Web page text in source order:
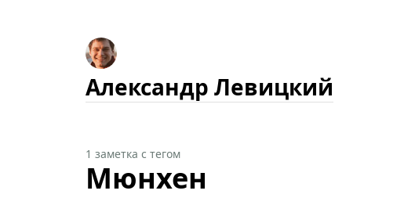
Александр Левицкий
1 заметка с тегом
Мюнхен